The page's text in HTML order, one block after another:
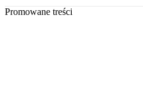
Promowane treści